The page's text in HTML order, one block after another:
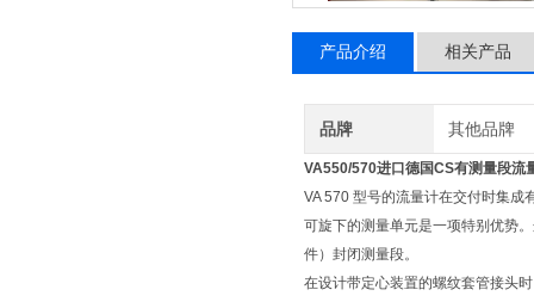
产品介绍 相关产品
品牌 其他品牌
VA550/570进口德国CS有测量段流
VA 570 型号的流量计在交付时集成
可旋下的测量单元是一项特别优势
件）封闭测量段。
在设计带定心装置的螺纹套管接头